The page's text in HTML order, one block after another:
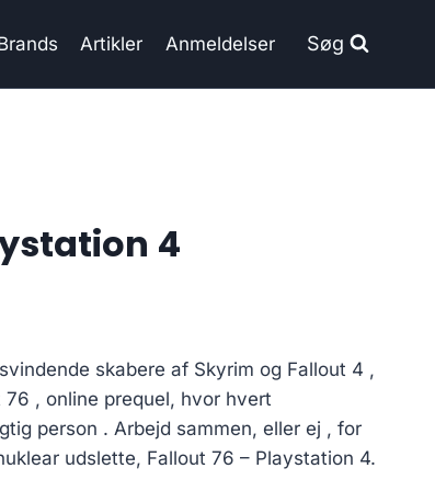
Artikler Anmeldelser Søg
4
skabere af Skyrim og Fallout 4 ,
, online prequel, hvor hvert
person . Arbejd sammen, eller ej , for
udslette, Fallout 76 – Playstation 4.